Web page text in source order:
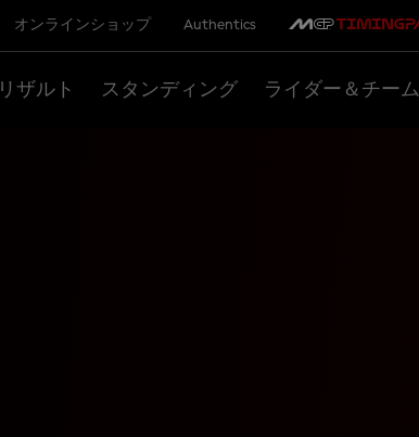
オンラインショップ Authentics
リザルト スタンディング ライダー＆チーム